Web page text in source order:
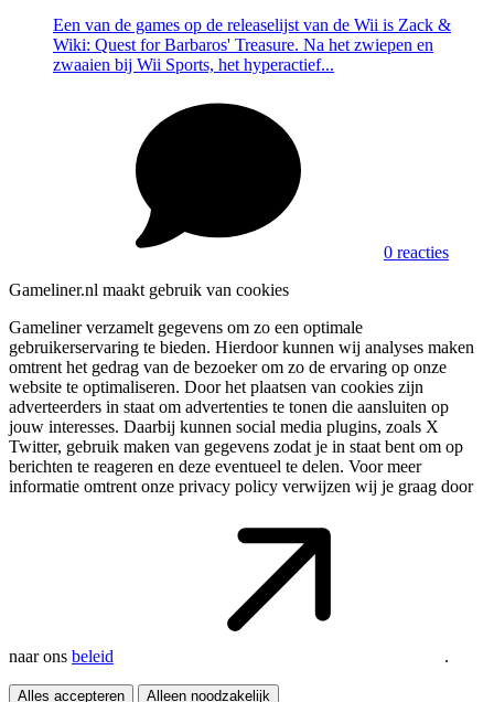
Een van de games op de releaselijst van de Wii is Zack &
Wiki: Quest for Barbaros' Treasure. Na het zwiepen en
zwaaien bij Wii Sports, het hyperactief...
0 reacties
Gameliner.nl maakt gebruik van cookies
Gameliner verzamelt gegevens om zo een optimale
gebruikerservaring te bieden. Hierdoor kunnen wij analyses maken
omtrent het gedrag van de bezoeker om zo de ervaring op onze
website te optimaliseren. Door het plaatsen van cookies zijn
adverteerders in staat om advertenties te tonen die aansluiten op
jouw interesses. Daarbij kunnen social media plugins, zoals X
Twitter, gebruik maken van gegevens zodat je in staat bent om op
berichten te reageren en deze eventueel te delen. Voor meer
informatie omtrent onze privacy policy verwijzen wij je graag door
naar ons beleid .
Alles accepteren Alleen noodzakelijk